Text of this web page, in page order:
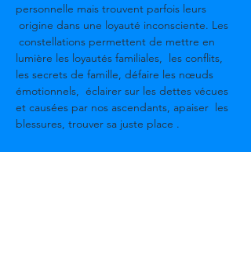
personnelle mais trouvent parfois leurs
origine dans une loyauté inconsciente. Les
constellations permettent de mettre en
lumière les loyautés familiales,  les conflits,
les secrets de famille, défaire les nœuds
émotionnels,  éclairer sur les dettes vécues
et causées par nos ascendants, apaiser  les
blessures, trouver sa juste place .
La constellation  multidimensionnelle ne  se